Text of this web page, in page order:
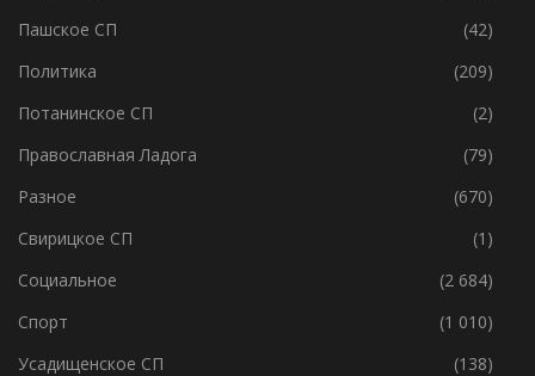
Пашское СП
(42)
Политика
(209)
Потанинское СП
(2)
Православная Ладога
(79)
Разное
(670)
Свирицкое СП
(1)
Социальное
(2 684)
Спорт
(1 010)
Усадищенское СП
(138)